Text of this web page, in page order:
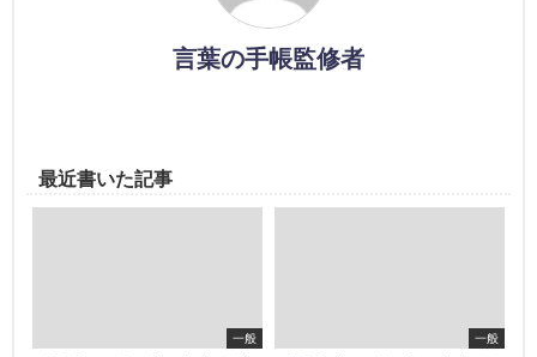
言葉の手帳監修者
最近書いた記事
一般 一般